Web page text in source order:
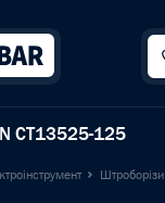
CT13525-125
Штроборізи